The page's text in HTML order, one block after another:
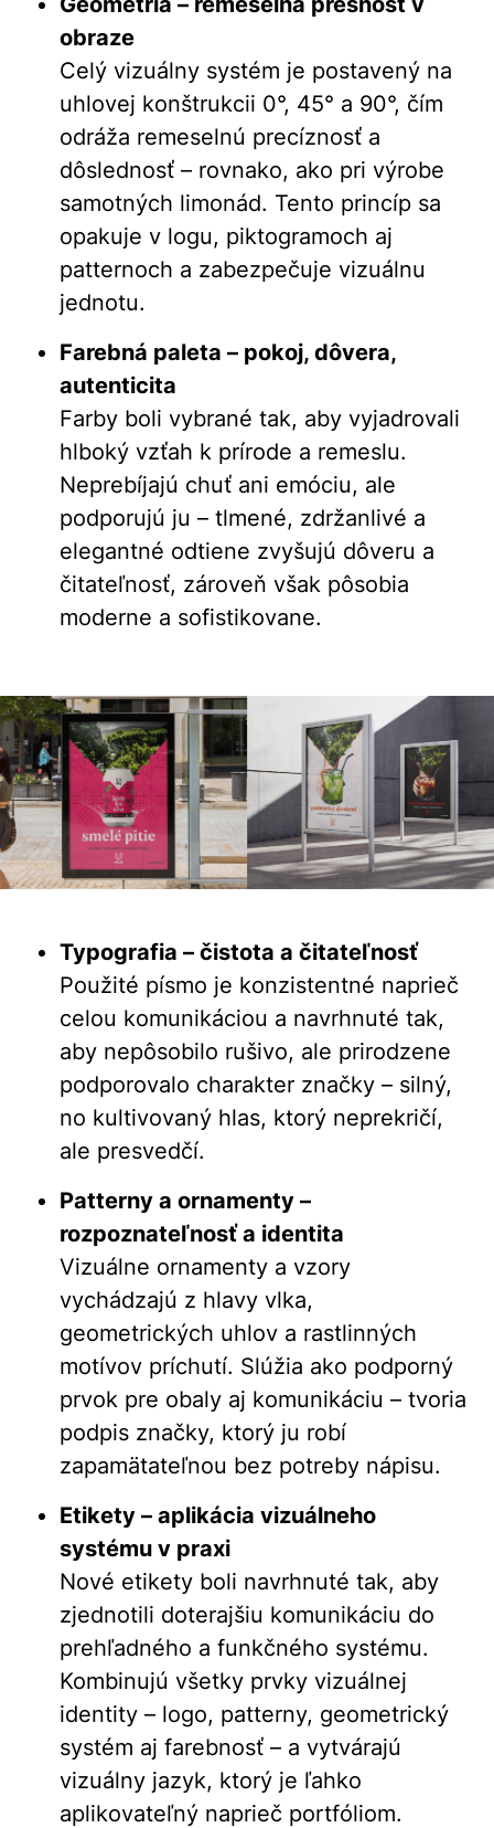
obraze
Celý vizuálny systém je postavený na
uhlovej konštrukcii 0°, 45° a 90°, čím
odráža remeselnú precíznosť a
dôslednosť – rovnako, ako pri výrobe
samotných limonád. Tento princíp sa
opakuje v logu, piktogramoch aj
patternoch a zabezpečuje vizuálnu
jednotu.
Farebná paleta – pokoj, dôvera,
autenticita
Farby boli vybrané tak, aby vyjadrovali
hlboký vzťah k prírode a remeslu.
Neprebíjajú chuť ani emóciu, ale
podporujú ju – tlmené, zdržanlivé a
elegantné odtiene zvyšujú dôveru a
čitateľnosť, zároveň však pôsobia
moderne a sofistikovane.
Typografia – čistota a čitateľnosť
Použité písmo je konzistentné naprieč
celou komunikáciou a navrhnuté tak,
aby nepôsobilo rušivo, ale prirodzene
podporovalo charakter značky – silný,
no kultivovaný hlas, ktorý neprekričí,
ale presvedčí.
Patterny a ornamenty –
rozpoznateľnosť a identita
Vizuálne ornamenty a vzory
vychádzajú z hlavy vlka,
geometrických uhlov a rastlinných
motívov príchutí. Slúžia ako podporný
prvok pre obaly aj komunikáciu – tvoria
podpis značky, ktorý ju robí
zapamätateľnou bez potreby nápisu.
Etikety – aplikácia vizuálneho
systému v praxi
Nové etikety boli navrhnuté tak, aby
zjednotili doterajšiu komunikáciu do
prehľadného a funkčného systému.
Kombinujú všetky prvky vizuálnej
identity – logo, patterny, geometrický
systém aj farebnosť – a vytvárajú
vizuálny jazyk, ktorý je ľahko
aplikovateľný naprieč portfóliom.